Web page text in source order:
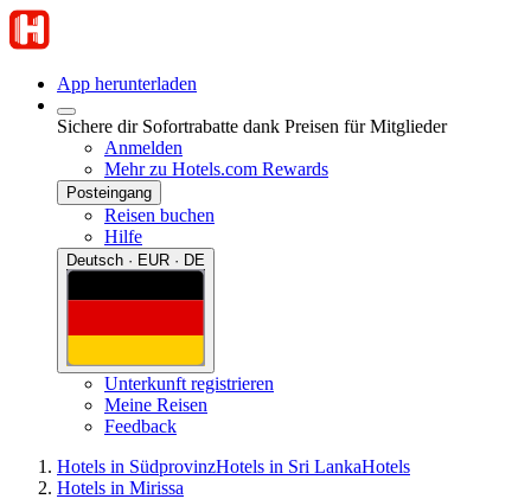
App herunterladen
Sichere dir Sofortrabatte dank Preisen für Mitglieder
Anmelden
Mehr zu Hotels.com Rewards
Posteingang
Reisen buchen
Hilfe
Deutsch · EUR · DE
Unterkunft registrieren
Meine Reisen
Feedback
Hotels in SüdprovinzHotels in Sri LankaHotels
Hotels in Mirissa